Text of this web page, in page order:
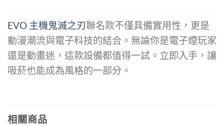
EVO 主機鬼滅之刃聯名款不僅具備實用性，更是
動漫潮流與電子科技的結合。無論你是電子煙玩家
還是動畫迷，這款設備都值得一試。立即入手，讓
吸菸也能成為風格的一部分。
相關商品